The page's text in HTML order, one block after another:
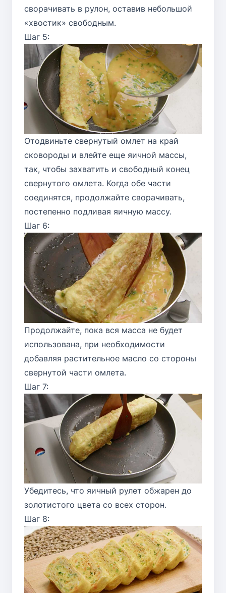
сворачивать в рулон, оставив небольшой
«хвостик» свободным.
Шаг 5:
Отодвиньте свернутый омлет на край
сковороды и влейте еще яичной массы,
так, чтобы захватить и свободный конец
свернутого омлета. Когда обе части
соединятся, продолжайте сворачивать,
постепенно подливая яичную массу.
Шаг 6:
Продолжайте, пока вся масса не будет
использована, при необходимости
добавляя растительное масло со стороны
свернутой части омлета.
Шаг 7:
Убедитесь, что яичный рулет обжарен до
золотистого цвета со всех сторон.
Шаг 8: